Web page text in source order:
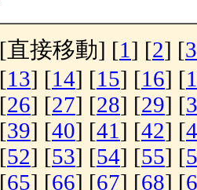
[直接移動] [1 ] [2] [3
[13] [14] [15] [16] [
[26] [27] [28] [29] [
[39] [40] [41 ] [42] [
[52] [53] [54] [55] [
[65] [66] [67] [68] [